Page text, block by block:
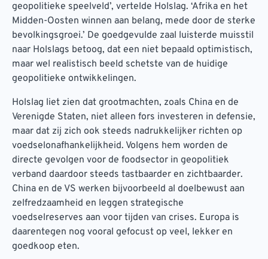
geopolitieke speelveld’, vertelde Holslag. ‘Afrika en het
Midden-Oosten winnen aan belang, mede door de sterke
bevolkingsgroei.’ De goedgevulde zaal luisterde muisstil
naar Holslags betoog, dat een niet bepaald optimistisch,
maar wel realistisch beeld schetste van de huidige
geopolitieke ontwikkelingen.
Holslag liet zien dat grootmachten, zoals China en de
Verenigde Staten, niet alleen fors investeren in defensie,
maar dat zij zich ook steeds nadrukkelijker richten op
voedselonafhankelijkheid. Volgens hem worden de
directe gevolgen voor de foodsector in geopolitiek
verband daardoor steeds tastbaarder en zichtbaarder.
China en de VS werken bijvoorbeeld al doelbewust aan
zelfredzaamheid en leggen strategische
voedselreserves aan voor tijden van crises. Europa is
daarentegen nog vooral gefocust op veel, lekker en
goedkoop eten.